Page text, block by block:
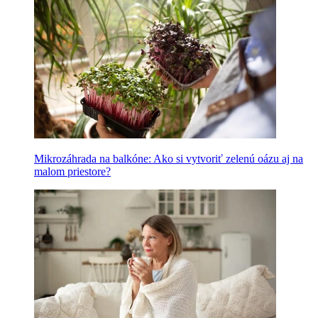
Mikrozáhrada na balkóne: Ako si vytvoriť zelenú oázu aj na
malom priestore?